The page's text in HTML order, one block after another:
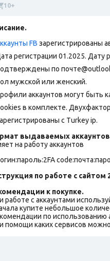
10+
FB зарегистрированы
регистрации 01.2025. Дату
по
мужской или женский.
аккаунтов могут быть
в комплекте.
с Turkey ip.
выдаваемых
на работу аккаунтов
по работе с сайтом
к покупке.
работе с аккаунтами
купите небольшое
по использованию
помощи каких сервисов